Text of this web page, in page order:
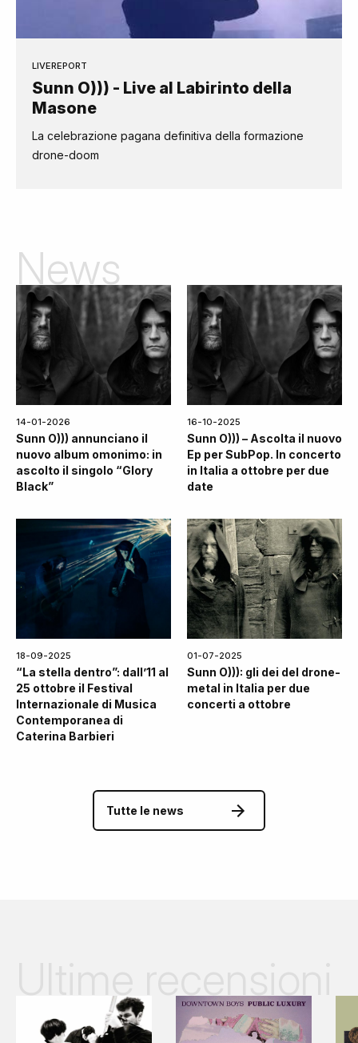
LIVEREPORT
Sunn O))) - Live al Labirinto della
Masone
La celebrazione pagana definitiva della formazione
drone-doom
News
14-01-2026
Sunn O))) annunciano il
nuovo album omonimo: in
ascolto il singolo “Glory
Black”
16-10-2025
Sunn O))) – Ascolta il nuovo
Ep per SubPop. In concerto
in Italia a ottobre per due
date
18-09-2025
“La stella dentro”: dall’11 al
25 ottobre il Festival
Internazionale di Musica
Contemporanea di
Caterina Barbieri
01-07-2025
Sunn O))): gli dei del drone-
metal in Italia per due
concerti a ottobre
Tutte le news